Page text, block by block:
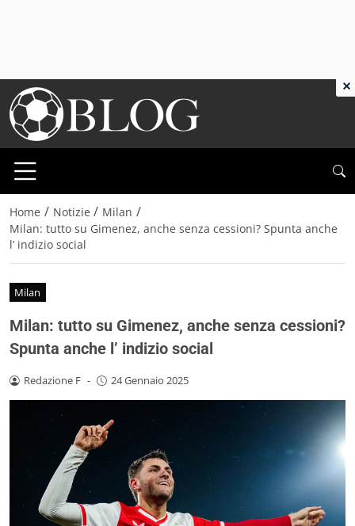
Home / Notizie / Milan /
Milan: tutto su Gimenez, anche senza cessioni? Spunta anche
l’ indizio social
Milan
Milan: tutto su Gimenez, anche senza cessioni?
Spunta anche l’ indizio social
Redazione F - 24 Gennaio 2025
×